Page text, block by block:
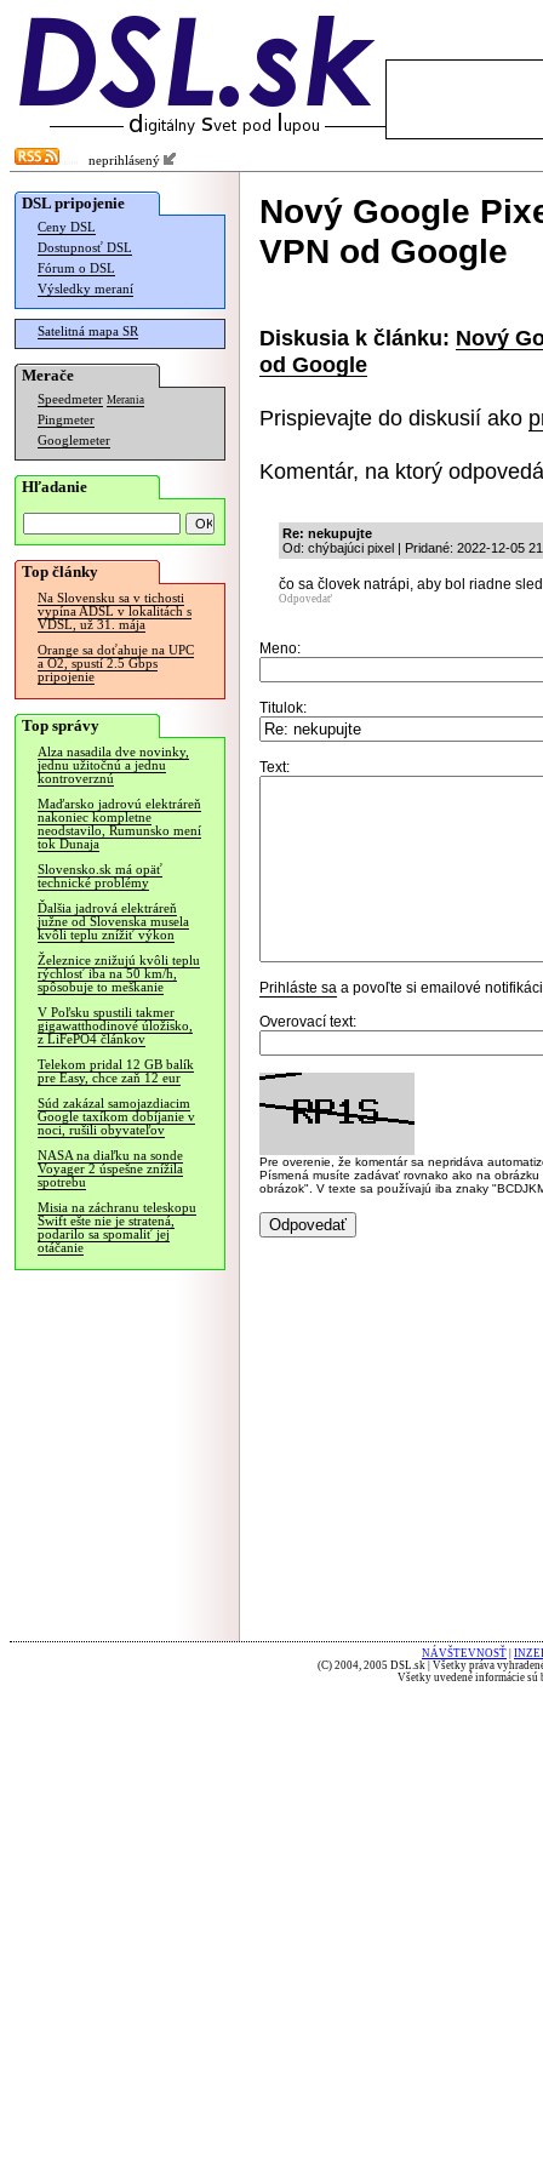
neprihlásený
DSL pripojenie
Ceny DSL
Dostupnosť DSL
Fórum o DSL
Výsledky meraní
Satelitná mapa SR
Merače
Speedmeter Merania
Pingmeter
Googlemeter
Hľadanie
Top články
Na Slovensku sa v tichosti
vypína ADSL v lokalitách s
VDSL, už 31. mája
Orange sa doťahuje na UPC
a O2, spustí 2.5 Gbps
pripojenie
Top správy
Alza nasadila dve novinky,
jednu užitočnú a jednu
kontroverznú
Maďarsko jadrovú elektráreň
nakoniec kompletne
neodstavilo, Rumunsko mení
tok Dunaja
Slovensko.sk má opäť
technické problémy
Ďalšia jadrová elektráreň
južne od Slovenska musela
kvôli teplu znížiť výkon
Železnice znižujú kvôli teplu
rýchlosť iba na 50 km/h,
spôsobuje to meškanie
V Poľsku spustili takmer
gigawatthodinové úložisko,
z LiFePO4 článkov
Telekom pridal 12 GB balík
pre Easy, chce zaň 12 eur
Súd zakázal samojazdiacim
Google taxíkom dobíjanie v
noci, rušili obyvateľov
NASA na diaľku na sonde
Voyager 2 úspešne znížila
spotrebu
Misia na záchranu teleskopu
Swift ešte nie je stratená,
podarilo sa spomaliť jej
otáčanie
Nový Google
VPN od Google
Diskusia k článku: Nový
od Google
Prispievajte do diskusií ako
Komentár, na ktorý
Re: nekupujte
Od: chýbajúci pixel | Pridané: 2022-12-05
čo sa človek natrápi, aby bol riadne
Odpovedať
Meno:
Titulok:
Text:
Prihláste sa a povoľte si emailové
Overovací text:
Pre overenie, že komentár sa nepridáva
Písmená musíte zadávať rovnako ako na
obrázok". V texte sa používajú iba znaky
NÁVŠTEVNOSŤ
(C) 2004, 2005 DSL.sk | Všetky práva
Všetky uvedené informácie sú